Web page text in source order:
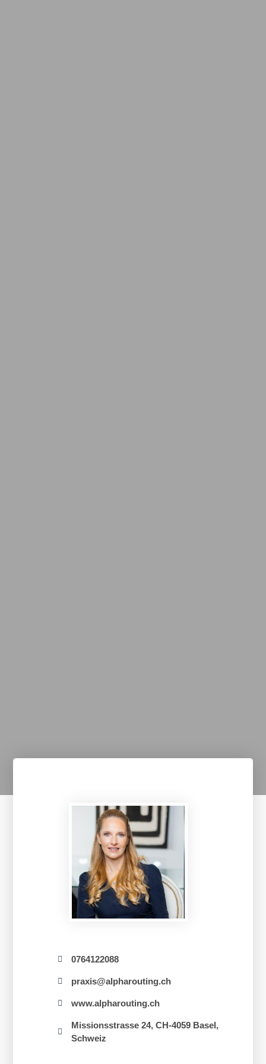
0764122088
praxis@alpharouting.ch
www.alpharouting.ch
Missionsstrasse 24, CH-4059 Basel,
Schweiz